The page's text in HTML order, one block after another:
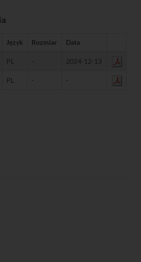
Język Rozmiar Data
PL - 2024-12-13
PL - -